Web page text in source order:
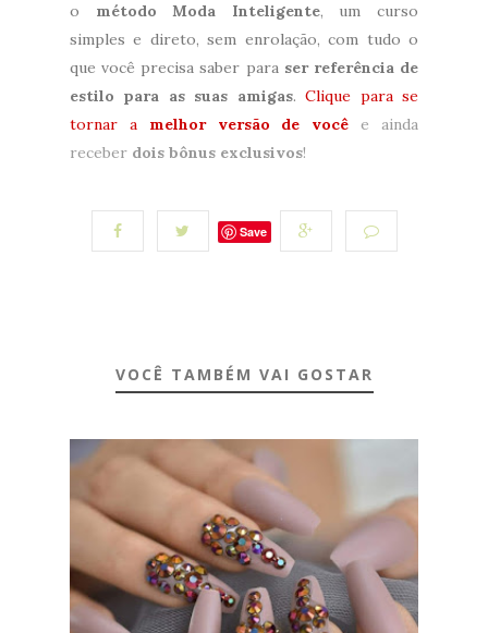
o método Moda Inteligente, um curso
simples e direto, sem enrolação, com tudo o
que você precisa saber para ser referência de
estilo para as suas amigas.Clique para se
tornar a melhor versão de você e ainda
receber dois bônus exclusivos!
Save
VOCÊ TAMBÉM VAI GOSTAR